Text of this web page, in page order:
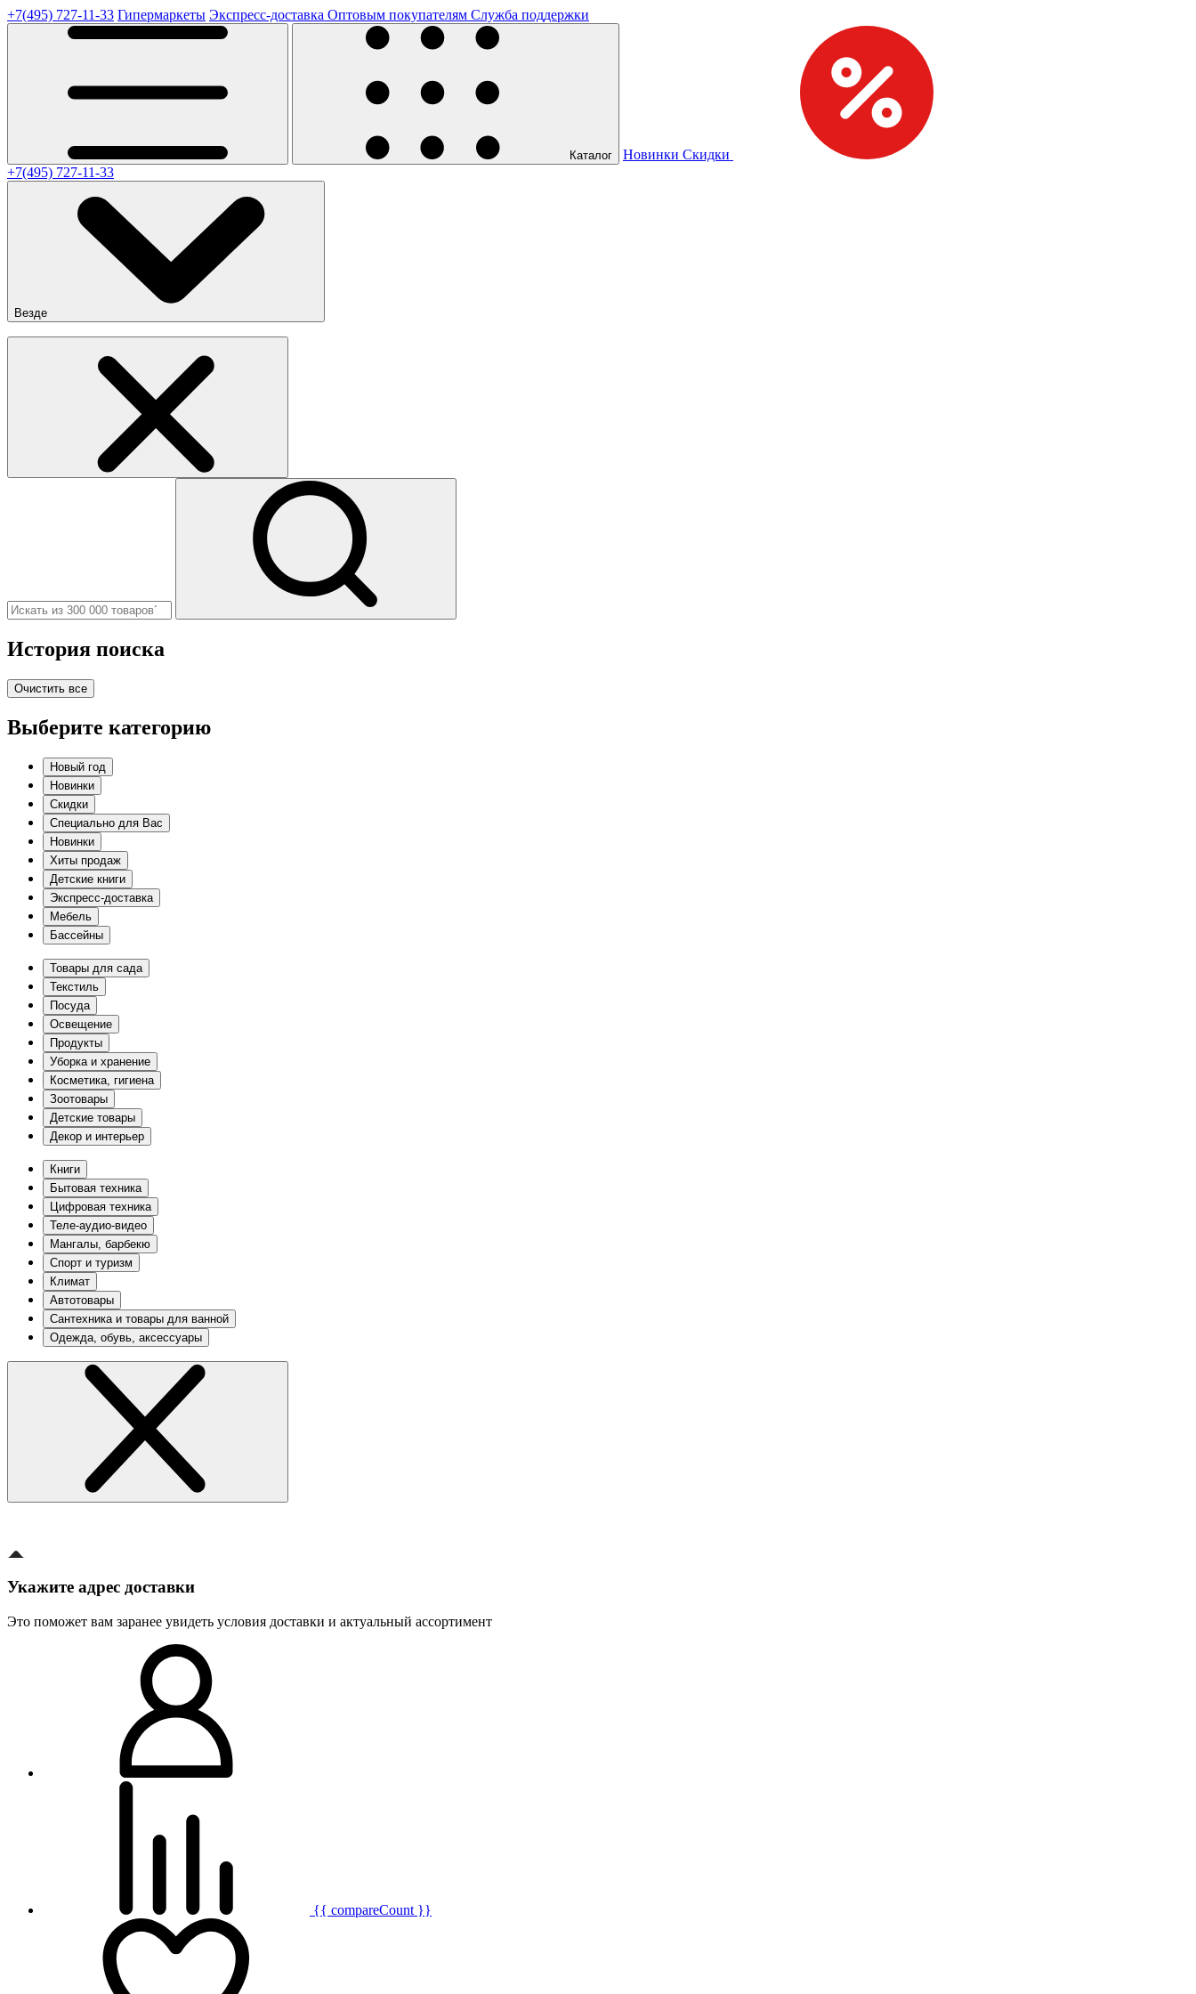
+7(495) 727-11-33 Гипермаркеты Экспресс-доставка Оптовым покупателям Служба поддержки
Каталог Новинки Скидки
+7(495) 727-11-33
Везде
История поиска
Очистить все
Выберите категорию
Новый год
Новинки
Скидки
Специально для Вас
Новинки
Хиты продаж
Детские книги
Экспресс-доставка
Мебель
Бассейны
Товары для сада
Текстиль
Посуда
Освещение
Продукты
Уборка и хранение
Косметика, гигиена
Зоотовары
Детские товары
Декор и интерьер
Книги
Бытовая техника
Цифровая техника
Теле-аудио-видео
Мангалы, барбекю
Спорт и туризм
Климат
Автотовары
Сантехника и товары для ванной
Одежда, обувь, аксессуары
Укажите адрес доставки
Это поможет вам заранее увидеть условия доставки и актуальный ассортимент
{{ compareCount }}